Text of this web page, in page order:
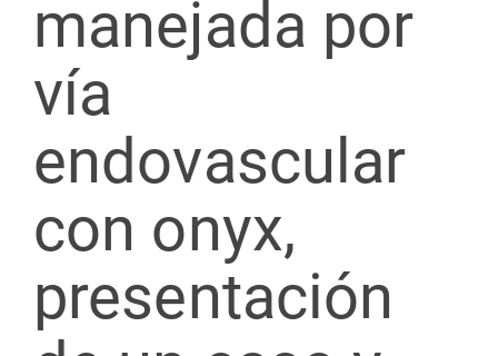
manejada por
vía
endovascular
con onyx,
presentación